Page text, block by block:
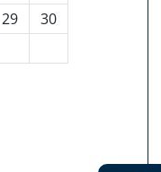
29
30